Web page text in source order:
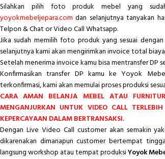
Silahkan pilih foto produk mebel yang
yoyokmebeljepara.com dan selanjutnya tanyakan
Telpon & Chat or Video Call Whatsapp.
Jika sudah memilih foto produk yang sesuai
selanjutnya kami akan mengirimkan invoice total
Setelah menerima invoice kamu bisa mentransfer DP
Konfirmasikan transfer DP kamu ke Yoyok
terkonfirmasi, kami akan memulai proses produksi
CARA AMAN BELANJA MEBEL ATAU
MENGANJURKAN UNTUK VIDEO CALL
KEPERCAYAAN DALAM BERTRANSAKSI.
Dengan Live Video Call customer akan semakin
dikarenakan dimanapun customer bertempat
langsung workshop atau tempat produksiYoyok